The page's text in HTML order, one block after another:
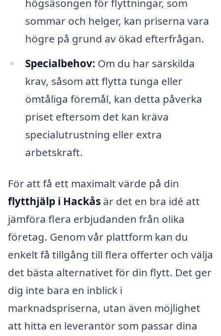
högsäsongen för flyttningar, som
sommar och helger, kan priserna vara
högre på grund av ökad efterfrågan.
Specialbehov: Om du har särskilda
krav, såsom att flytta tunga eller
ömtåliga föremål, kan detta påverka
priset eftersom det kan kräva
specialutrustning eller extra
arbetskraft.
För att få ett maximalt värde på din
flytthjälp i Hackås är det en bra idé att
jämföra flera erbjudanden från olika
företag. Genom vår plattform kan du
enkelt få tillgång till flera offerter och välja
det bästa alternativet för din flytt. Det ger
dig inte bara en inblick i
marknadspriserna, utan även möjlighet
att hitta en leverantör som passar dina